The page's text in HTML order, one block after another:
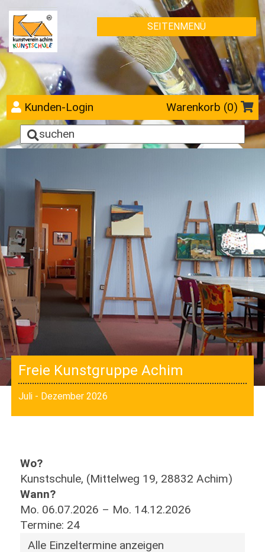
SEITENMENÜ
Kunden-Login Warenkorb (0)
Freie Kunstgruppe Achim
Juli - Dezember 2026
Wo?
Kunstschule, (Mittelweg 19, 28832 Achim)
Wann?
Mo. 06.07.2026 – Mo. 14.12.2026
Termine: 24
Alle Einzeltermine anzeigen